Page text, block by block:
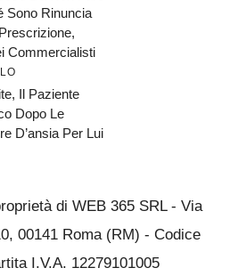
Sono Rinuncia
Commercialisti
Il Paziente
Dopo Le
D’ansia Per Lui
di WEB 365 SRL - Via
00141 Roma (RM) - Codice
I.V.A. 12279101005